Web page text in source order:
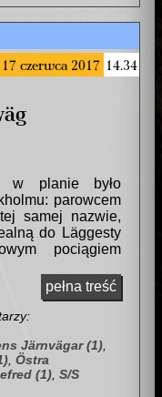
17 czerwca 2017 14.34
w planie było
parowcem
samej nazwie,
do Läggesty
pociągiem
pełna treść
Järnvägar (1)
Östra
(1) S/S